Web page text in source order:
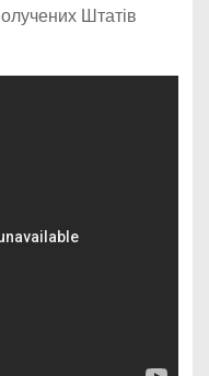
Штатів